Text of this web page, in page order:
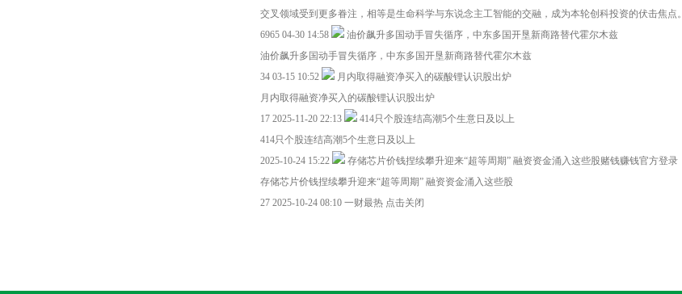
交叉领域受到更多眷注，相等是生命科学与东说念主工智能的交融，成为本轮创科投资的伏击焦点。
6965 04-30 14:58
油价飙升多国动手冒失循序，中东多国开垦新商路替代霍尔木兹
油价飙升多国动手冒失循序，中东多国开垦新商路替代霍尔木兹
34 03-15 10:52
月内取得融资净买入的碳酸锂认识股出炉
月内取得融资净买入的碳酸锂认识股出炉
17 2025-11-20 22:13
414只个股连结高潮5个生意日及以上
414只个股连结高潮5个生意日及以上
2025-10-24 15:22
存储芯片价钱捏续攀升迎来“超等周期” 融资资金涌入这些股赌钱赚钱官方登录
存储芯片价钱捏续攀升迎来“超等周期” 融资资金涌入这些股
27 2025-10-24 08:10 一财最热 点击关闭